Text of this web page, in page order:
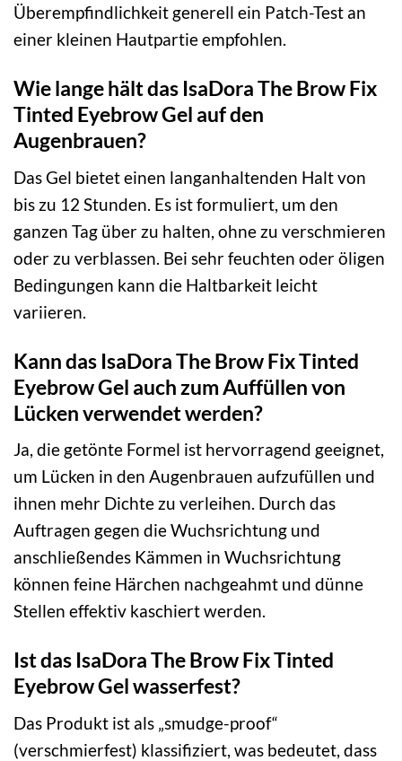
Überempfindlichkeit generell ein Patch-Test an
einer kleinen Hautpartie empfohlen.
Wie lange hält das IsaDora The Brow Fix
Tinted Eyebrow Gel auf den
Augenbrauen?
Das Gel bietet einen langanhaltenden Halt von
bis zu 12 Stunden. Es ist formuliert, um den
ganzen Tag über zu halten, ohne zu verschmieren
oder zu verblassen. Bei sehr feuchten oder öligen
Bedingungen kann die Haltbarkeit leicht
variieren.
Kann das IsaDora The Brow Fix Tinted
Eyebrow Gel auch zum Auffüllen von
Lücken verwendet werden?
Ja, die getönte Formel ist hervorragend geeignet,
um Lücken in den Augenbrauen aufzufüllen und
ihnen mehr Dichte zu verleihen. Durch das
Auftragen gegen die Wuchsrichtung und
anschließendes Kämmen in Wuchsrichtung
können feine Härchen nachgeahmt und dünne
Stellen effektiv kaschiert werden.
Ist das IsaDora The Brow Fix Tinted
Eyebrow Gel wasserfest?
Das Produkt ist als „smudge-proof“
(verschmierfest) klassifiziert, was bedeutet, dass